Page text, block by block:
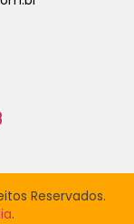
Reservados.
.